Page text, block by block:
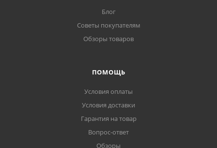
Блог
Советы покупателям
Обзоры товаров
ПОМОЩЬ
Условия оплаты
Условия доставки
Гарантия на товар
Вопрос-ответ
Обзоры